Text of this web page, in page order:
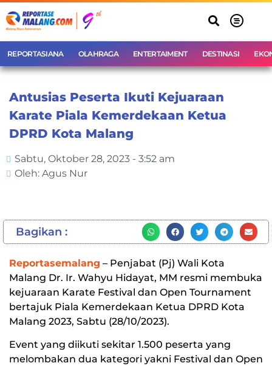
REPORTASIANA OLAHRAGA ENTERTAIMENT DESTINASI
Antusias Peserta Ikuti Kejuaraan
Karate Piala Kemerdekaan Ketua
DPRD Kota Malang
Sabtu, Oktober 28, 2023 - 3:52 am
Oleh: Agus Nur
Bagikan :
Reportasemalang – Penjabat (Pj) Wali Kota
Malang Dr. Ir. Wahyu Hidayat, MM resmi membuka
kejuaraan Karate Festival dan Open Tournament
bertajuk Piala Kemerdekaan Ketua DPRD Kota
Malang 2023, Sabtu (28/10/2023).
Event yang diikuti sekitar 1.500 peserta yang
melombakan dua kategori yakni Festival dan Open